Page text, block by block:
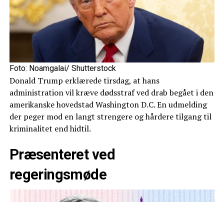
Foto: Noamgalai/ Shutterstock
Donald Trump erklærede tirsdag, at hans
administration vil kræve dødsstraf ved drab begået i den
amerikanske hovedstad Washington D.C. En udmelding
der peger mod en langt strengere og hårdere tilgang til
kriminalitet end hidtil.
Præsenteret ved
regeringsmøde